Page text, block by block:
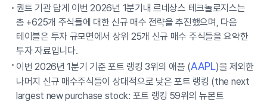
퀀트 기관 답게 이번 2026년 1분기내 르네상스 테크놀로지스는
총 +625개 주식들에 대한 신규 매수 전략을 추진했으며, 다음
테이블은 투자 규모면에서 상위 25개 신규 매수 주식들을 요약한
투자 자료입니다.
이번 2026년 1분기 기준 포트 랭킹 3위의 애플 (AAPL)을 제외한
나머지 신규 매수주식들이 상대적으로 낮은 포트 랭킹 (the next
largest new purchase stock: 포트 랭킹 59위의 뉴몬트